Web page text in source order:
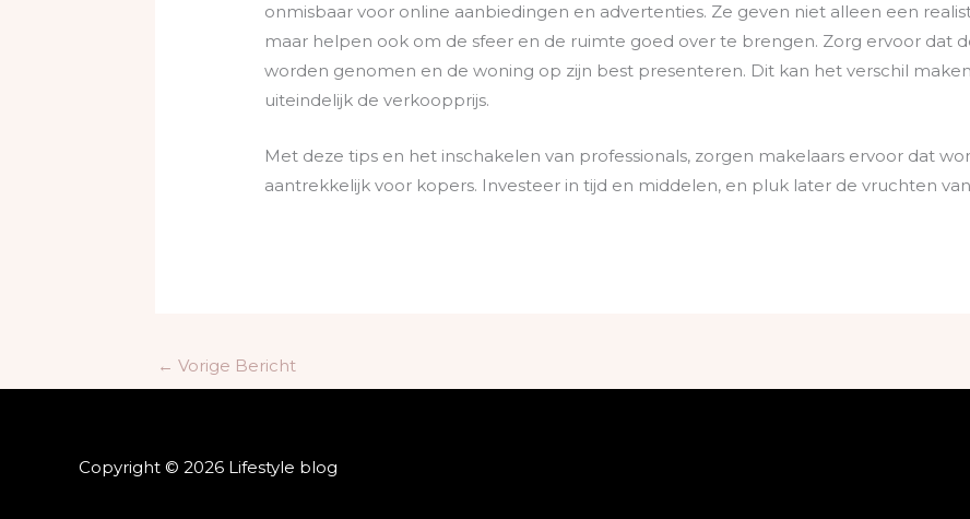
onmisbaar voor online aanbiedingen en advertenties. Ze geven niet alleen een
maar helpen ook om de sfeer en de ruimte goed over te brengen. Zorg ervoor dat
worden genomen en de woning op zijn best presenteren. Dit kan het verschil
uiteindelijk de verkoopprijs.
Met deze tips en het inschakelen van professionals, zorgen makelaars ervoor dat
aantrekkelijk voor kopers. Investeer in tijd en middelen, en pluk later de vruchten
← Vorige Bericht
Copyright © 2026 Lifestyle blog